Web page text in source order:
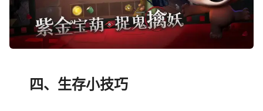
四、生存小技巧